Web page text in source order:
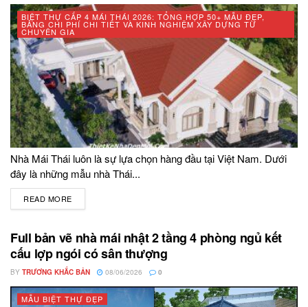
BIỆT THỰ CẤP 4 MÁI THÁI 2026: TỔNG HỢP 50+ MẪU ĐẸP,
BẢNG CHI PHÍ CHI TIẾT VÀ KINH NGHIỆM XÂY DỰNG TỪ
CHUYÊN GIA
Nhà Mái Thái luôn là sự lựa chọn hàng đầu tại Việt Nam. Dưới
đây là những mẫu nhà Thái...
READ MORE
Full bản vẽ nhà mái nhật 2 tầng 4 phòng ngủ kết
cấu lợp ngói có sân thượng
BY TRƯƠNG KHẮC BẢN 08/06/2026 0
MẪU BIỆT THỰ ĐẸP